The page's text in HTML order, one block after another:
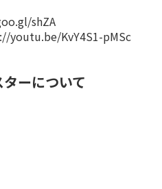
shZA
youtu.be/KvY4S1-pMSc
ーについて